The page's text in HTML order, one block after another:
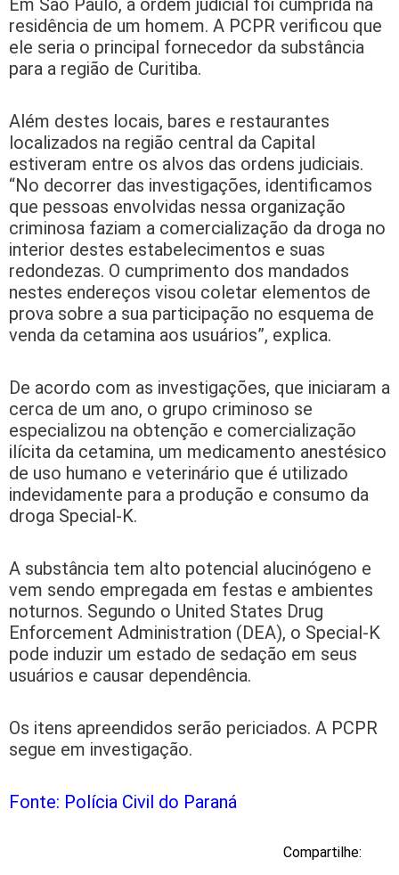
Em São Paulo, a ordem judicial foi cumprida na
residência de um homem. A PCPR verificou que
ele seria o principal fornecedor da substância
para a região de Curitiba.
Além destes locais, bares e restaurantes
localizados na região central da Capital
estiveram entre os alvos das ordens judiciais.
“No decorrer das investigações, identificamos
que pessoas envolvidas nessa organização
criminosa faziam a comercialização da droga no
interior destes estabelecimentos e suas
redondezas. O cumprimento dos mandados
nestes endereços visou coletar elementos de
prova sobre a sua participação no esquema de
venda da cetamina aos usuários”, explica.
De acordo com as investigações, que iniciaram a
cerca de um ano, o grupo criminoso se
especializou na obtenção e comercialização
ilícita da cetamina, um medicamento anestésico
de uso humano e veterinário que é utilizado
indevidamente para a produção e consumo da
droga Special-K.
A substância tem alto potencial alucinógeno e
vem sendo empregada em festas e ambientes
noturnos. Segundo o United States Drug
Enforcement Administration (DEA), o Special-K
pode induzir um estado de sedação em seus
usuários e causar dependência.
Os itens apreendidos serão periciados. A PCPR
segue em investigação.
Fonte: Polícia Civil do Paraná
Compartilhe: